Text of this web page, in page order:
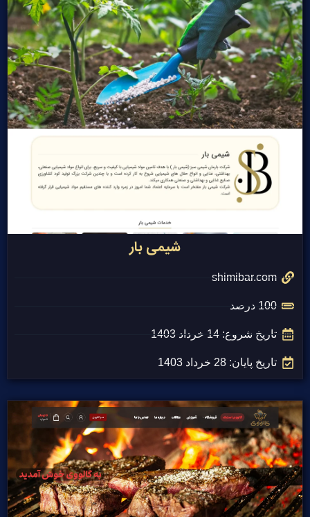
شیمی بار
shimibar.com
100 درصد
تاریخ شروع: 14 خرداد 1403
تاریخ پایان: 28 خرداد 1403